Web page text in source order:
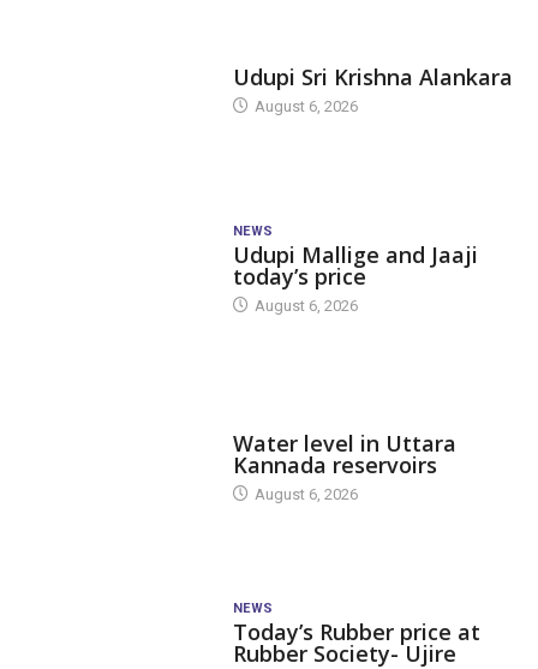
Udupi Sri Krishna Alankara
August 6, 2026
NEWS
Udupi Mallige and Jaaji
today’s price
August 6, 2026
Water level in Uttara
Kannada reservoirs
August 6, 2026
NEWS
Today’s Rubber price at
Rubber Society- Ujire